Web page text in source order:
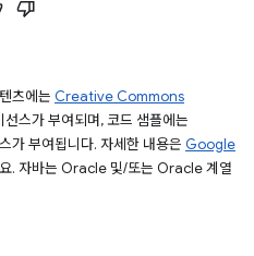
츠에는 Creative Commons
선스가 부여되며, 코드 샘플에는
가 부여됩니다. 자세한 내용은 Google
. 자바는 Oracle 및/또는 Oracle 계열